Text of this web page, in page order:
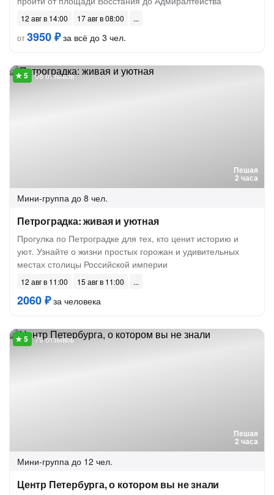
12 авг в 14:00
17 авг в 08:00
от3950 ₽за всё до 3 чел.
Пешая
2 часа
98 отзывов
Мини-группа до 8 чел.
Петроградка: живая и уютная
Прогулка по Петроградке для тех, кто ценит историю и
уют. Узнайте о жизни простых горожан и удивительных
местах столицы Российской империи
12 авг в 11:00 15 авг в 11:00
2060 ₽за человека
Пешая
2 часа
79 отзывов
Мини-группа до 12 чел.
Центр Петербурга, о котором вы не знали